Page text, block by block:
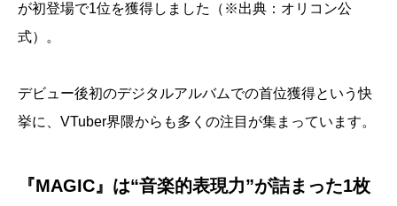
が初登場で1位を獲得しました（※出典：オリコン公
式）。
デビュー後初のデジタルアルバムでの首位獲得という快
挙に、VTuber界隈からも多くの注目が集まっています。
『MAGIC』は“音楽的表現力”が詰まった1枚